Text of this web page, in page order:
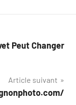
Peut Changer
Article suivant